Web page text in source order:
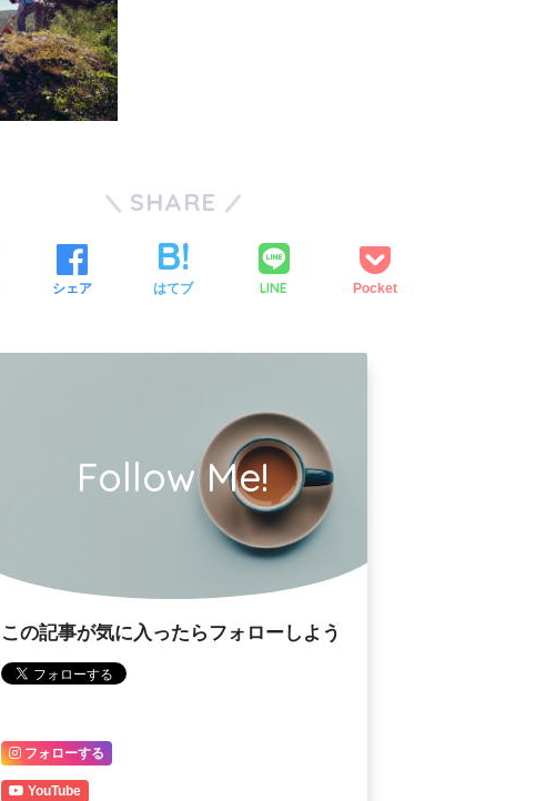
SHARE
シェア はてブ LINE Pocket
Follow Me!
この記事が気に入ったらフォローしよう
フォローする
YouTube